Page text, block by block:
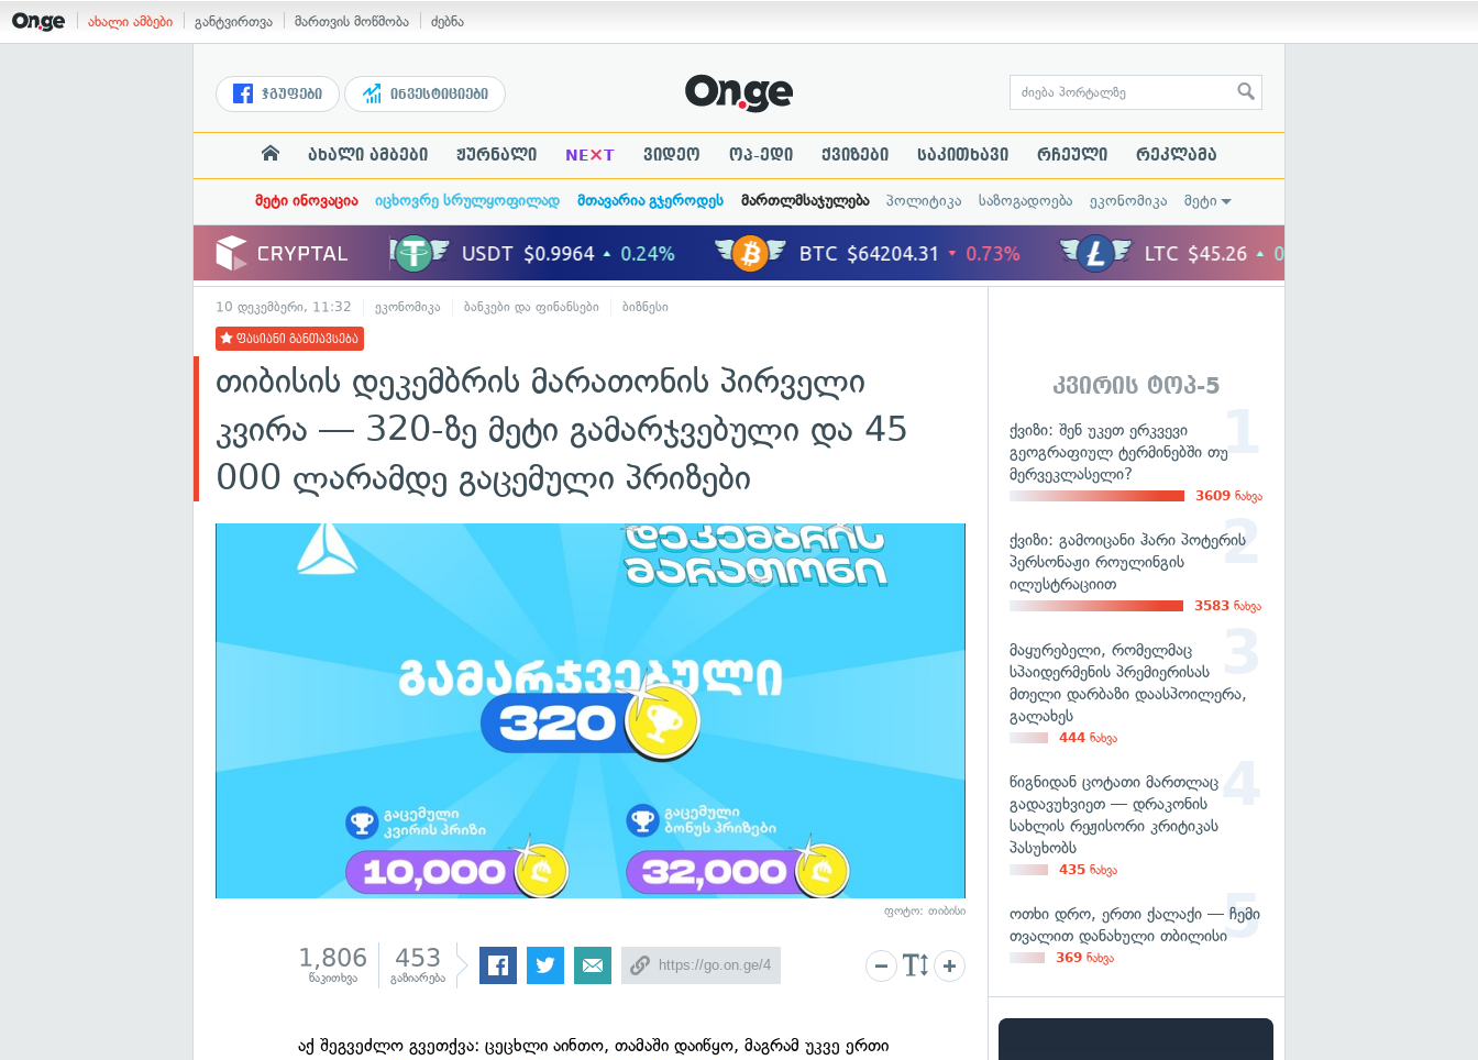
ახალი ამბები განტვირთვა მართვის მოწმობა ძებნა
ჯგუფები ინვესტიციები
ახალი ამბები ჟურნალი NE×T ვიდეო ოპ-ედი ქვიზები საკითხავი რჩეული რეკლამა
მეტი ინოვაცია იცხოვრე სრულყოფილად მთავარია გჯეროდეს მართლმსაჯულება პოლიტიკა საზოგადოება ეკონომიკა მეტი
10 დეკემბერი, 11:32 ეკონომიკა ბანკები და ფინანსები ბიზნესი
ფასიანი განთავსება
თიბისის დეკემბრის მარათონის პირველი
კვირა — 320-ზე მეტი გამარჯვებული და 45
000 ლარამდე გაცემული პრიზები
ფოტო: თიბისი
1,806
წაკითხვა
453
გაზიარება
აქ შეგვეძლო გვეთქვა: ცეცხლი აინთო, თამაში დაიწყო, მაგრამ უკვე ერთი
კვირის ტოპ-5
ქვიზი: შენ უკეთ ერკვევი
გეოგრაფიულ ტერმინებში თუ
მერვეკლასელი?
3609 ნახვა
ქვიზი: გამოიცანი ჰარი პოტერის
პერსონაჟი როულინგის
ილუსტრაციით
3583 ნახვა
მაყურებელი, რომელმაც
სპაიდერმენის პრემიერისას
მთელი დარბაზი დაასპოილერა,
გალახეს
444 ნახვა
წიგნიდან ცოტათი მართლაც
გადავუხვიეთ — დრაკონის
სახლის რეჟისორი კრიტიკას
პასუხობს
435 ნახვა
ოთხი დრო, ერთი ქალაქი — ჩემი
თვალით დანახული თბილისი
369 ნახვა